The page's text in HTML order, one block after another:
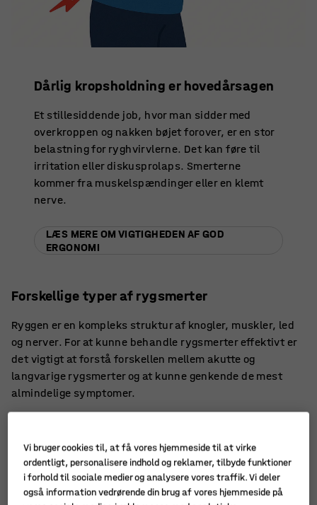
Dårlig kropsholdning er hovedårsagen
Et stillesiddende job, hvor man sidder med
overkroppen og nakken bøjet forover, er en stor
belastning for ryghvirvlerne. Det kan føre til
irritation eller diskusprolaps. Smerterne
kommer fra muskelspændinger eller en klemt
nerve.
LÆS MERE OM VIGTIGHEDEN AF GOD
ERGONOMI
Forskellige typer af rygsmerter
Ryggen er en kompleks struktur af knogler, muskler, led
og nerver. For at kunne behandle rygsmerter effektivt er
det vigtigt at forstå forskellen mellem akutte og
langvarige rygsmerter og at kunne genkende de mest
almindelige symptomer.
Lumbago, ryg- eller lændesmerter -
hvad siger du?
Vi bruger cookies til, at få vores hjemmeside til at virke
ordentligt, personalisere indhold og reklamer, tilbyde funktioner
i forhold til sociale medier og analysere vores traffik. Vi deler
også information vedrørende din brug af vores hjemmeside på